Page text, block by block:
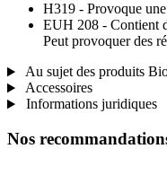
H319 - Provoque
EUH 208 - Contient
Peut provoquer des
Au sujet des produits
Accessoires
Informations juridiques
Nos